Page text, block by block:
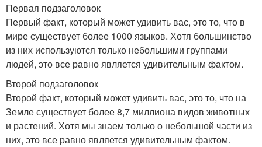
Первая подзаголовок
Первый факт, который может удивить вас, это то, что в
мире существует более 1000 языков. Хотя большинство
из них используются только небольшими группами
людей, это все равно является удивительным фактом.
Второй подзаголовок
Второй факт, который может удивить вас, это то, что на
Земле существует более 8,7 миллиона видов животных
и растений. Хотя мы знаем только о небольшой части из
них, это все равно является удивительным фактом.